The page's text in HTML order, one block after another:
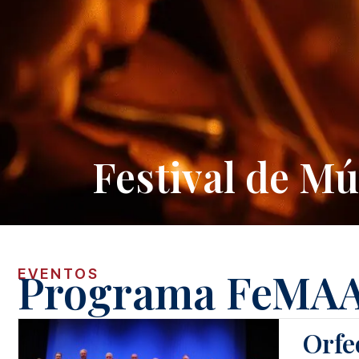
Festival de
EVENTOS
Programa